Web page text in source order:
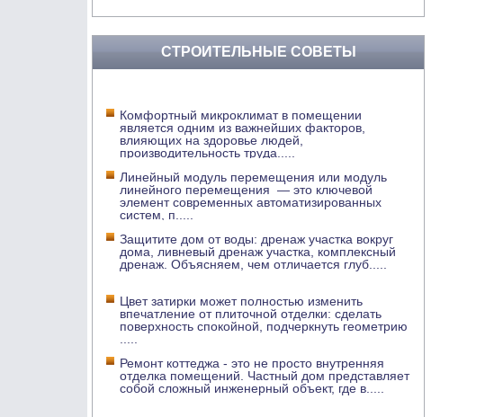
СТРОИТЕЛЬНЫЕ СОВЕТЫ
Комфортный микроклимат в помещении
является одним из важнейших факторов,
влияющих на здоровье людей,
производительность труда
Линейный модуль перемещения или модуль
линейного перемещения — это ключевой
элемент современных автоматизированных
систем, п
Защитите дом от воды: дренаж участка вокруг
дома, ливневый дренаж участка, комплексный
дренаж. Объясняем, чем отличается глуб
Цвет затирки может полностью изменить
впечатление от плиточной отделки: сделать
поверхность спокойной, подчеркнуть геометрию
Ремонт коттеджа - это не просто внутренняя
отделка помещений. Частный дом представляет
собой сложный инженерный объект, где в